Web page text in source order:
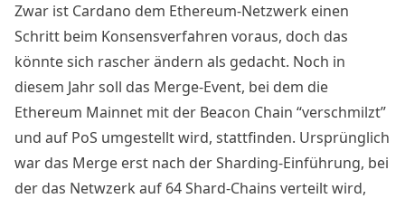
Zwar ist Cardano dem Ethereum-Netzwerk einen
Schritt beim Konsensverfahren voraus, doch das
könnte sich rascher ändern als gedacht. Noch in
diesem Jahr soll das Merge-Event, bei dem die
Ethereum Mainnet mit der Beacon Chain “verschmilzt”
und auf PoS umgestellt wird, stattfinden. Ursprünglich
war das Merge erst nach der Sharding-Einführung, bei
der das Netwzerk auf 64 Shard-Chains verteilt wird,